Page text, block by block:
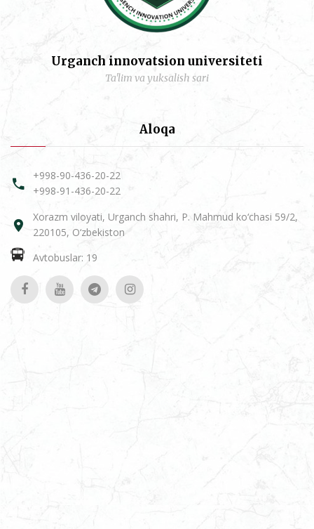
Urganch innovatsion universiteti
Ta'lim va yuksalish sari
Aloqa
+998-90-436-20-22
+998-91-436-20-22
Xorazm viloyati, Urganch shahri, P. Mahmud ko‘chasi 59/2,
220105, O‘zbekiston
Avtobuslar: 19